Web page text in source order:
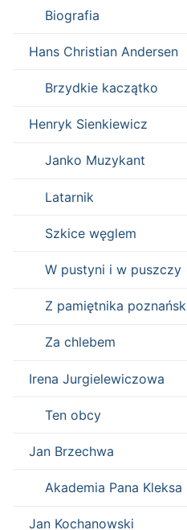
Biografia
Hans Christian Andersen
Brzydkie kaczątko
Henryk Sienkiewicz
Janko Muzykant
Latarnik
Szkice węglem
W pustyni i w puszczy
Z pamiętnika
Za chlebem
Irena Jurgielewiczowa
Ten obcy
Jan Brzechwa
Akademia Pana Kleksa
Jan Kochanowski